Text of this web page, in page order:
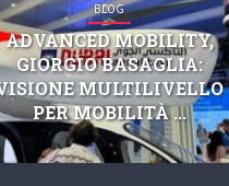
BLOG
ADVANCED MOBILITY,
GIORGIO BASAGLIA:
MULTILIVELLO
PER MOBILITÀ ...